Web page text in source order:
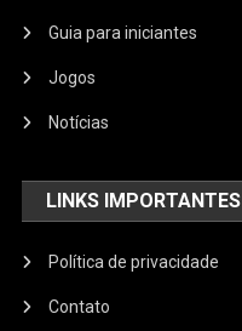
Guia para iniciantes
Jogos
Notícias
LINKS IMPORTANTES
Política de privacidade
Contato